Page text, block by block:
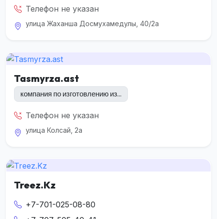
Телефон не указан
улица Жаханша Досмухамедулы, 40/2а
Tasmyrza.ast
компания по изготовлению из...
Телефон не указан
улица Колсай, 2а
Treez.Kz
+7-701-025-08-80